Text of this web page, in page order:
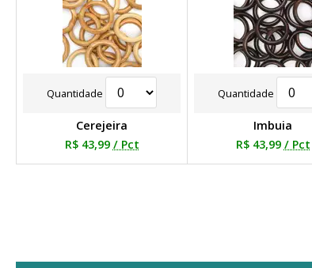
Quantidade
Cerejeira
R$ 43,99 / Pct
Quantidade
Imbuia
R$ 43,99 / Pct